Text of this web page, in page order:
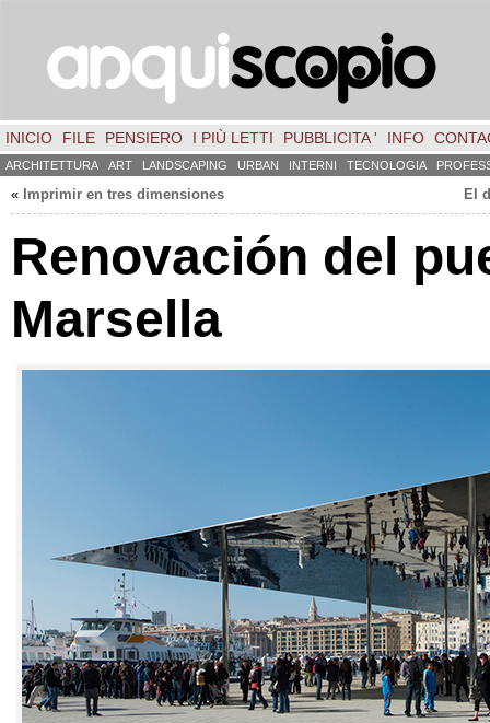
INICIO FILE PENSIERO I PIÙ LETTI PUBBLICITA ' INFO
ARCHITETTURA ART LANDSCAPING URBAN INTERNI TECNOLOGIA
« Imprimir en tres dimensiones El
Renovación del
Marsella